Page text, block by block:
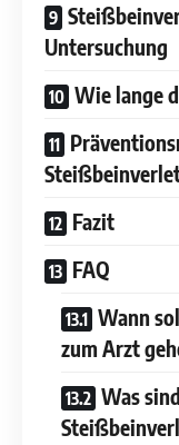
Untersuchung
Wie lange
Fazit
FAQ
Wann
zum Arzt
Was